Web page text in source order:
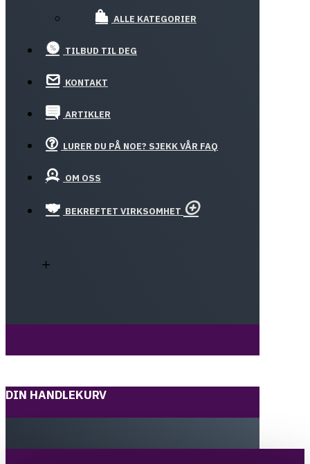
ALLE KATEGORIER
TILBUD TIL DEG
KONTAKT
ARTIKLER
LURER DU PÅ NOE? SJEKK VÅR FAQ
OM OSS
BEKREFTET VIRKSOMHET
DIN HANDLEKURV